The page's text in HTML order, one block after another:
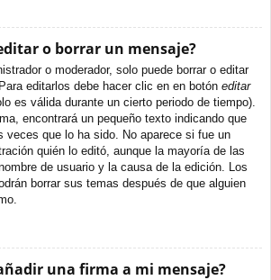
o borrar un mensaje?
o moderador, solo puede borrar o editar
editarlos debe hacer clic en en botón editar
es válida durante un cierto periodo de tiempo).
encontrará un pequeño texto indicando que
veces que lo ha sido. No aparece si fue un
quién lo editó, aunque la mayoría de las
de usuario y la causa de la edición. Los
borrar sus temas después de que alguien
una firma a mi mensaje?